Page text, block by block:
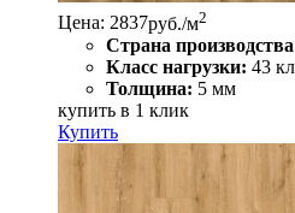
Цена: 2837руб./м2
Страна
Класс нагрузки: 43
Толщина: 5 мм
купить в 1 клик
Купить